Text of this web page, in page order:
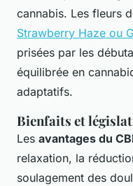
cannabis. Les fleurs
Strawberry Haze ou
prisées par les
équilibrée en
adaptatifs.
Bienfaits et
Les avantages du
relaxation, la
soulagement des